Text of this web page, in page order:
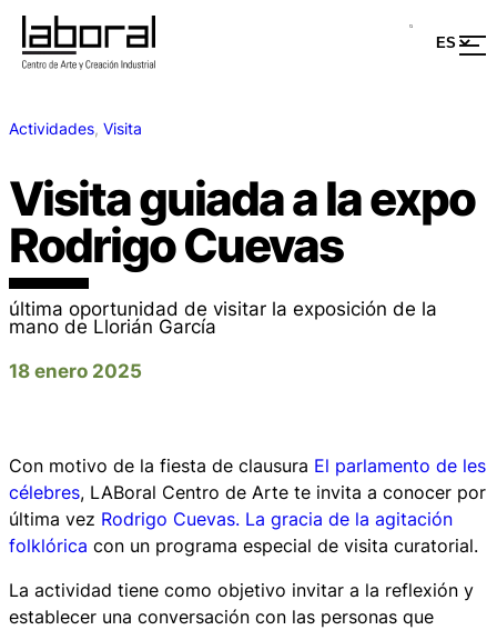
Actividades, Visita
Visita guiada a la expo
Rodrigo Cuevas
última oportunidad de visitar la exposición de la
mano de Llorián García
18 enero 2025
Con motivo de la fiesta de clausura El parlamento de les
célebres, LABoral Centro de Arte te invita a conocer por
última vez Rodrigo Cuevas. La gracia de la agitación
folklórica con un programa especial de visita curatorial.
La actividad tiene como objetivo invitar a la reflexión y
establecer una conversación con las personas que